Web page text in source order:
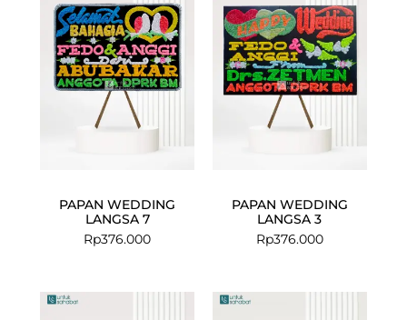
PAPAN WEDDING
LANGSA 7
Rp376.000
PAPAN WEDDING
LANGSA 3
Rp376.000